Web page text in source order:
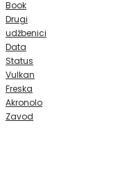
Book
Drugi
udžbenici
Data
Status
Vulkan
Freska
Akronolo
Zavod